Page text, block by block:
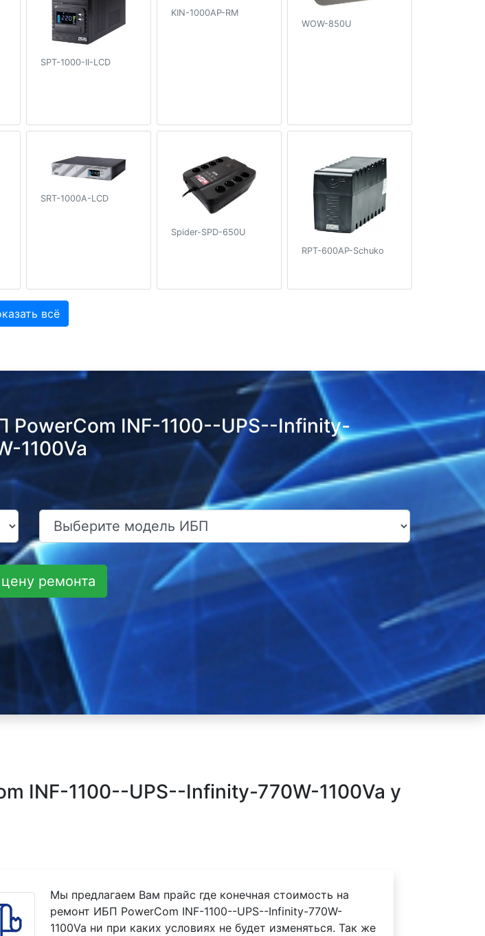
SPT-1000-II-LCD
KIN-1000AP-RM
WOW-850U
SRT-1000A-LCD
Spider-SPD-650U
RPT-600AP-Schuko
всё
PowerCom INF-1100--UPS--Infinity-
1100Va
ремонта
INF-1100--UPS--Infinity-770W-1100Va у
Мы предлагаем Вам прайс где конечная стоимость на
ремонт ИБП PowerCom INF-1100--UPS--Infinity-770W-
1100Va ни при каких условиях не будет изменяться. Так же